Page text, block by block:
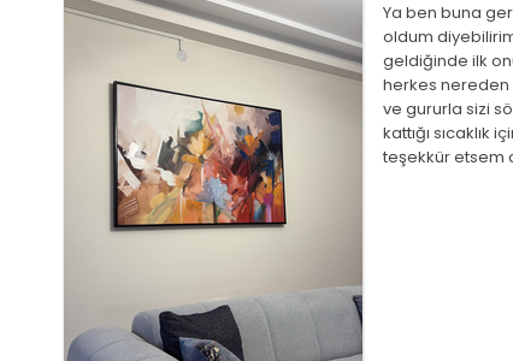
Ya ben buna
oldum
geldiğinde ilk
herkes nereden
ve gururla sizi
kattığı sıcaklık
teşekkür etsem